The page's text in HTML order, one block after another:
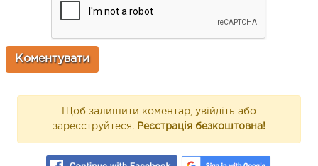
Щоб залишити коментар, увійдіть або
зареєструйтеся. Реєстрація безкоштовна!